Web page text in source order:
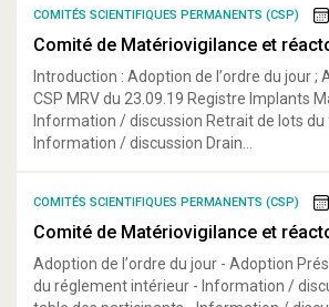
COMITÉS SCIENTIFIQUES PERMANENTS (CSP)
Comité de Matériovigilance et
Introduction : Adoption de l’ordre du jour ;
CSP MRV du 23.09.19 Registre Implants
Information / discussion Retrait de lots du
Information / discussion Drain...
COMITÉS SCIENTIFIQUES PERMANENTS (CSP)
Comité de Matériovigilance et
Adoption de l’ordre du jour - Adoption
du réglement intérieur - Information /